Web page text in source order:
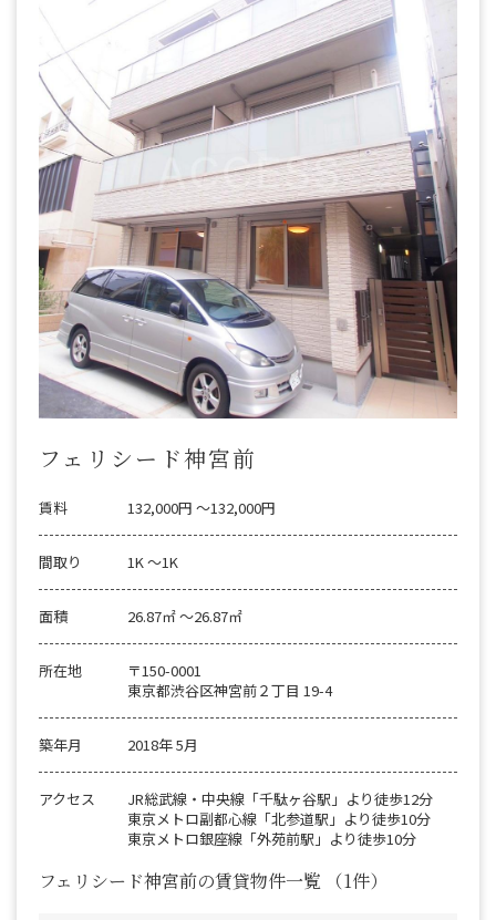
フェリシード神宮前
賃料 132,000円 〜132,000円
間取り 1K 〜1K
面積 26.87㎡ 〜26.87㎡
所在地
〒150-0001
東京都渋谷区神宮前２丁目 19-4
築年月 2018年 5月
アクセス
JR総武線・中央線「千駄ヶ谷駅」より徒歩12分
東京メトロ副都心線「北参道駅」より徒歩10分
東京メトロ銀座線「外苑前駅」より徒歩10分
フェリシード神宮前の賃貸物件一覧 （1件）